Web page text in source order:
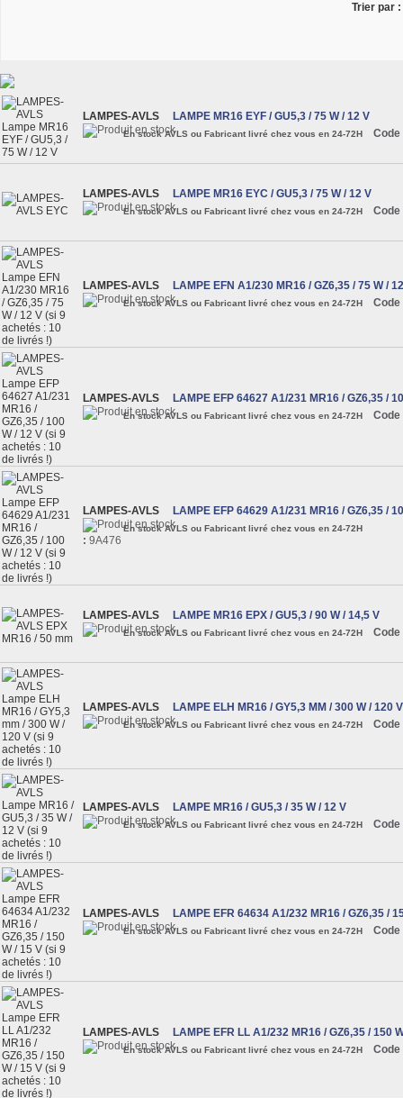
Trier par :
LAMPES-AVLS LAMPE MR16 EYF / GU5,3 / 75 W / 12 V
En stock AVLS ou Fabricant livré chez vous en 24-72H Code
LAMPES-AVLS LAMPE MR16 EYC / GU5,3 / 75 W / 12 V
En stock AVLS ou Fabricant livré chez vous en 24-72H Code
LAMPES-AVLS LAMPE EFN A1/230 MR16 / GZ6,35 / 75 W /
En stock AVLS ou Fabricant livré chez vous en 24-72H Code
LAMPES-AVLS LAMPE EFP 64627 A1/231 MR16 / GZ6,35 /
En stock AVLS ou Fabricant livré chez vous en 24-72H Code
LAMPES-AVLS LAMPE EFP 64629 A1/231 MR16 / GZ6,35 /
En stock AVLS ou Fabricant livré chez vous en 24-72H
: 9A476
LAMPES-AVLS LAMPE MR16 EPX / GU5,3 / 90 W / 14,5 V
En stock AVLS ou Fabricant livré chez vous en 24-72H Code
LAMPES-AVLS LAMPE ELH MR16 / GY5,3 MM / 300 W / 120 V
En stock AVLS ou Fabricant livré chez vous en 24-72H Code
LAMPES-AVLS LAMPE MR16 / GU5,3 / 35 W / 12 V
En stock AVLS ou Fabricant livré chez vous en 24-72H Code
LAMPES-AVLS LAMPE EFR 64634 A1/232 MR16 / GZ6,35 /
En stock AVLS ou Fabricant livré chez vous en 24-72H Code
LAMPES-AVLS LAMPE EFR LL A1/232 MR16 / GZ6,35 / 150
En stock AVLS ou Fabricant livré chez vous en 24-72H Code